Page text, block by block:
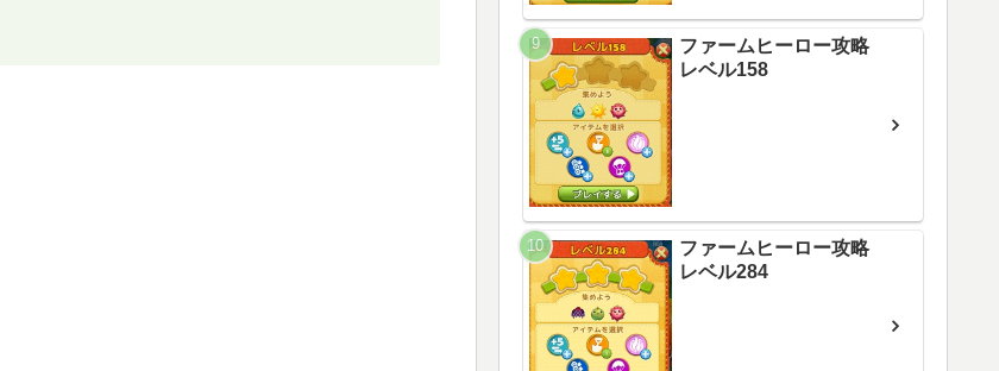
ファームヒーロー攻略
レベル158
ファームヒーロー攻略
レベル284